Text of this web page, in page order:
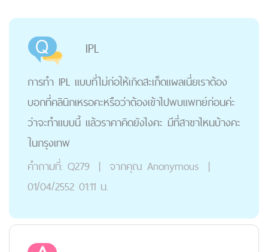
IPL
การทำ IPL แบบที่ไม่ก่อให้เกิดสะเก็ดแผลเนี่ยเราต้อง
บอกที่คลินิกเหรอคะหรือว่าต้องเข้าไปพบแพทย์ก่อนค่ะ
ว่าจะทำแบบนี้ แล้วราคาคิดยังไงคะ มีที่สาขาไหนบ้างคะ
ในกรุงเทพ
คำถามที่: Q279 | จากคุณ Anonymous |
01/04/2552 01:11 น.